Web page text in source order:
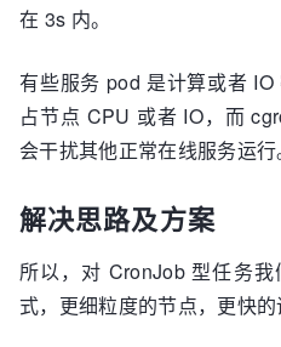
在 3s 内。
有些服务 pod 是计算或者
占节点 CPU 或者 IO，而
会干扰其他正常在线服务运行
解决思路及方案
所以，对 CronJob 型任务
式，更细粒度的节点，更快的